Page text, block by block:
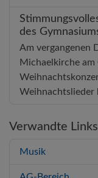
des
Am vergangenen
Michaelkirche
Weihnachtslieder
Verwandte Links
Musik